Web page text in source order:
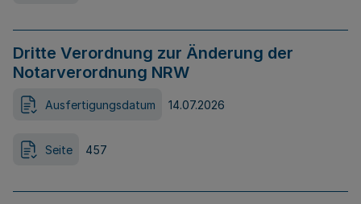
Dritte Verordnung zur Änderung der
Notarverordnung NRW
Ausfertigungsdatum 14.07.2026
Seite 457